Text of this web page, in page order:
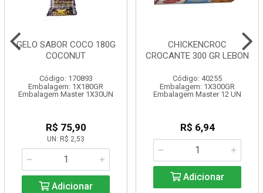
GELO SABOR COCO 180G
COCONUT
Código: 170893
Embalagem: 1X180GR
Embalagem Master 1X30UN
R$ 75,90
UN: R$ 2,53
Adicionar
CHICKENCROC
CROCANTE 300 GR LEBON
Código: 40255
Embalagem: 1X300GR
Embalagem Master 12 UN
R$ 6,94
Adicionar